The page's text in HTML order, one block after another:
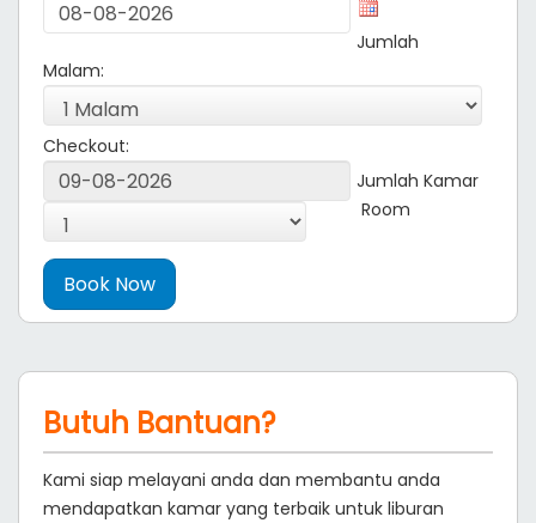
Jumlah
Malam:
Checkout:
Jumlah Kamar
Room
Butuh Bantuan?
Kami siap melayani anda dan membantu anda
mendapatkan kamar yang terbaik untuk liburan